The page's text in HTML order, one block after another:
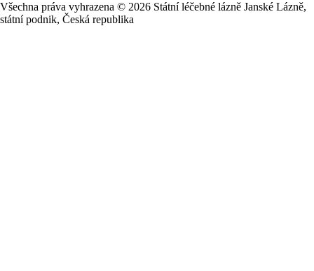
Všechna práva vyhrazena © 2026 Státní léčebné lázně Janské Lázně,
státní podnik, Česká republika